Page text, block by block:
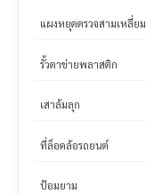
แผงหยุดตรวจสามเหลี่ยม
รั้วตาข่ายพลาสติก
เสาล้มลุก
ที่ล็อคล้อรถยนต์
ป้อมยาม